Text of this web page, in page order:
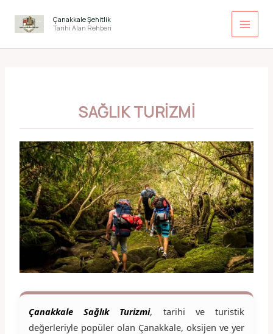
atla
Çanakkale Şehitlik
Tarihi Alan Rehberi
SAĞLIK TURIZMI
Çanakkale Sağlık Turizmi, tarihi ve turistik
değerleriyle popüler olan Çanakkale, oksijen ve yer